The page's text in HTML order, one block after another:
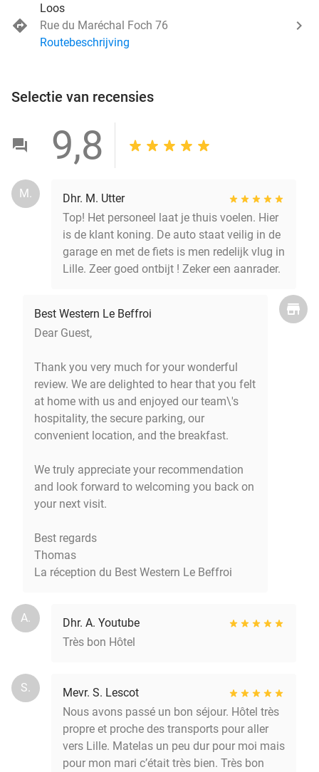
Loos
Rue du Maréchal Foch 76
Routebeschrijving
Selectie van recensies
9,8
M.
Dhr. M. Utter
Top! Het personeel laat je thuis voelen. Hier
is de klant koning. De auto staat veilig in de
garage en met de fiets is men redelijk vlug in
Lille. Zeer goed ontbijt ! Zeker een aanrader.
Best Western Le Beffroi
Dear Guest,
Thank you very much for your wonderful
review. We are delighted to hear that you felt
at home with us and enjoyed our team\'s
hospitality, the secure parking, our
convenient location, and the breakfast.
We truly appreciate your recommendation
and look forward to welcoming you back on
your next visit.
Best regards
Thomas
La réception du Best Western Le Beffroi
A.
Dhr. A. Youtube
Très bon Hôtel
S.
Mevr. S. Lescot
Nous avons passé un bon séjour. Hôtel très
propre et proche des transports pour aller
vers Lille. Matelas un peu dur pour moi mais
pour mon mari c’était très bien. Très bon